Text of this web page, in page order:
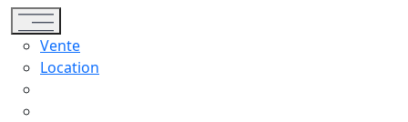
Toggle navigation
Vente
Location